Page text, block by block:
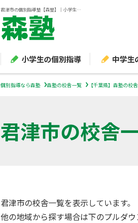
君津市の個別指導塾【森塾】｜小学生・中学生・高校生の学習塾
小学生の個別指導 中学生
個別指導なら森塾 森塾の校舎一覧 【千葉県】森塾の校
君津市の校舎
君津市の校舎一覧を表示しています。
他の地域から探す場合は下のプルダ